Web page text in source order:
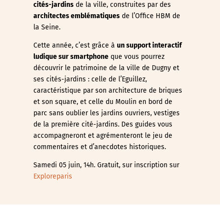
cités-jardinsde la ville, construites par des
architectes emblématiquesde l’Office HBM de
la Seine.
Cette année, c’est grâce à un support interactif
ludique sur smartphoneque vous pourrez
découvrir le patrimoine de la ville de Dugny et
ses cités-jardins : celle de l’Eguillez,
caractéristique par son architecture de briques
et son square, et celle du Moulin en bord de
parc sans oublier les jardins ouvriers, vestiges
de la première cité-jardins. Des guides vous
accompagneront et agrémenteront le jeu de
commentaires et d’anecdotes historiques.
Samedi 05 juin, 14h. Gratuit, sur inscription sur
Exploreparis